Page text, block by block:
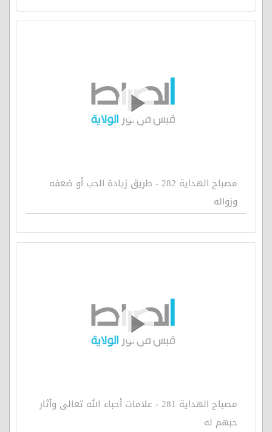
مصباح الهداية 282 - طريق زيادة الحب أو ضعفه
وزواله
مصباح الهداية 281 - علامات أحباء الله تعالى وآثار
حبهم له